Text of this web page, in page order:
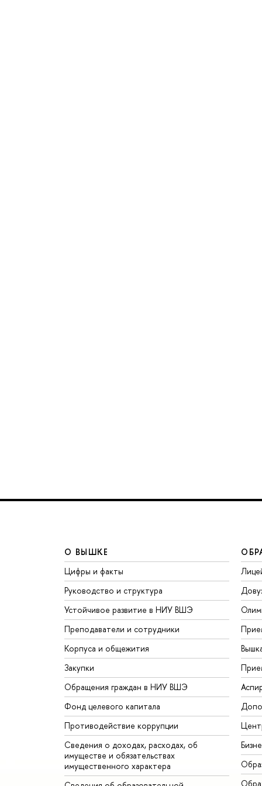
О ВЫШКЕ
Цифры и факты
Руководство и структура
Устойчивое развитие в НИУ ВШЭ
Преподаватели и сотрудники
Корпуса и общежития
Закупки
Обращения граждан в НИУ ВШЭ
Фонд целевого капитала
Противодействие коррупции
Сведения о доходах, расходах, об
имуществе и обязательствах
имущественного характера